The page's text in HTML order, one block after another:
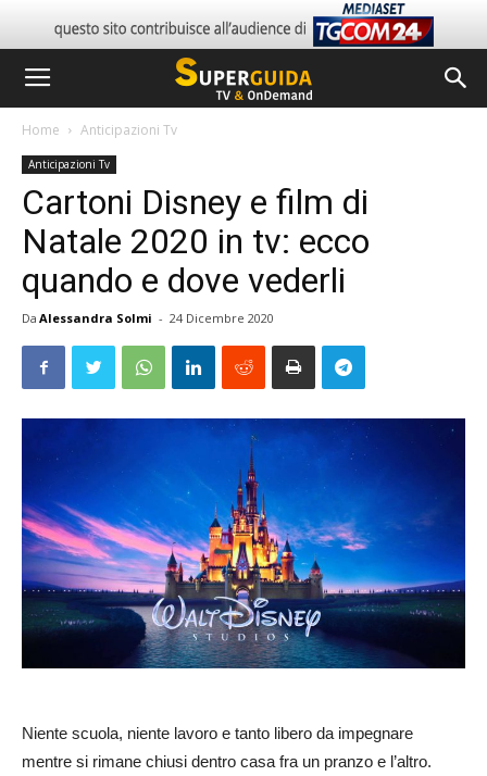
Home Anticipazioni Tv
Anticipazioni Tv
Cartoni Disney e film di
Natale 2020 in tv: ecco
quando e dove vederli
Da Alessandra Solmi - 24 Dicembre 2020
Niente scuola, niente lavoro e tanto libero da impegnare
mentre si rimane chiusi dentro casa fra un pranzo e l’altro.